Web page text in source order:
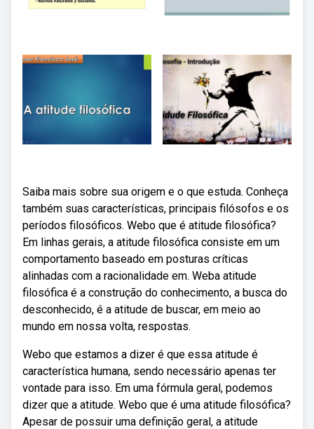
Saiba mais sobre sua origem e o que estuda. Conheça
também suas características, principais filósofos e os
períodos filosóficos. Webo que é atitude filosófica?
Em linhas gerais, a atitude filosófica consiste em um
comportamento baseado em posturas críticas
alinhadas com a racionalidade em. Weba atitude
filosófica é a construção do conhecimento, a busca do
desconhecido, é a atitude de buscar, em meio ao
mundo em nossa volta, respostas.
Webo que estamos a dizer é que essa atitude é
característica humana, sendo necessário apenas ter
vontade para isso. Em uma fórmula geral, podemos
dizer que a atitude. Webo que é uma atitude filosófica?
Apesar de possuir uma definição geral, a atitude